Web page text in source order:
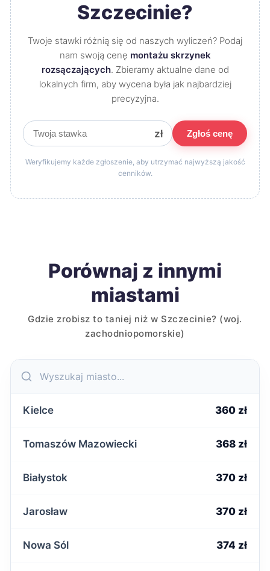
Szczecinie?
Twoje stawki różnią się od naszych wyliczeń? Podaj
nam swoją cenę montażu skrzynek
rozsączających. Zbieramy aktualne dane od
lokalnych firm, aby wycena była jak najbardziej
precyzyjna.
zł Zgłoś cenę
Weryfikujemy każde zgłoszenie, aby utrzymać najwyższą jakość
cenników.
Porównaj z innymi
miastami
Gdzie zrobisz to taniej niż w Szczecinie? (woj.
zachodniopomorskie)
Kielce 360 zł
Tomaszów Mazowiecki 368 zł
Białystok 370 zł
Jarosław 370 zł
Nowa Sól 374 zł